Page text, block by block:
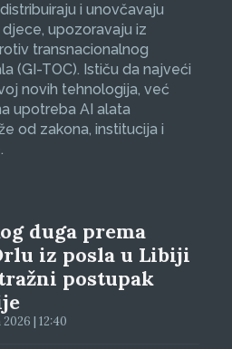
i unovčavaju
upozoravaju iz
transnacionalnog
(GI-TOC). Ističu da najveći
novih tehnologija, već
upotreba AI alata
od zakona, institucija i
duga prema
iz posla u Libiji
postupak
| 12:40